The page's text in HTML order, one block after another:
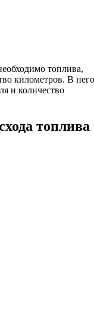
топлива,
километров. В него
и количество
топлива